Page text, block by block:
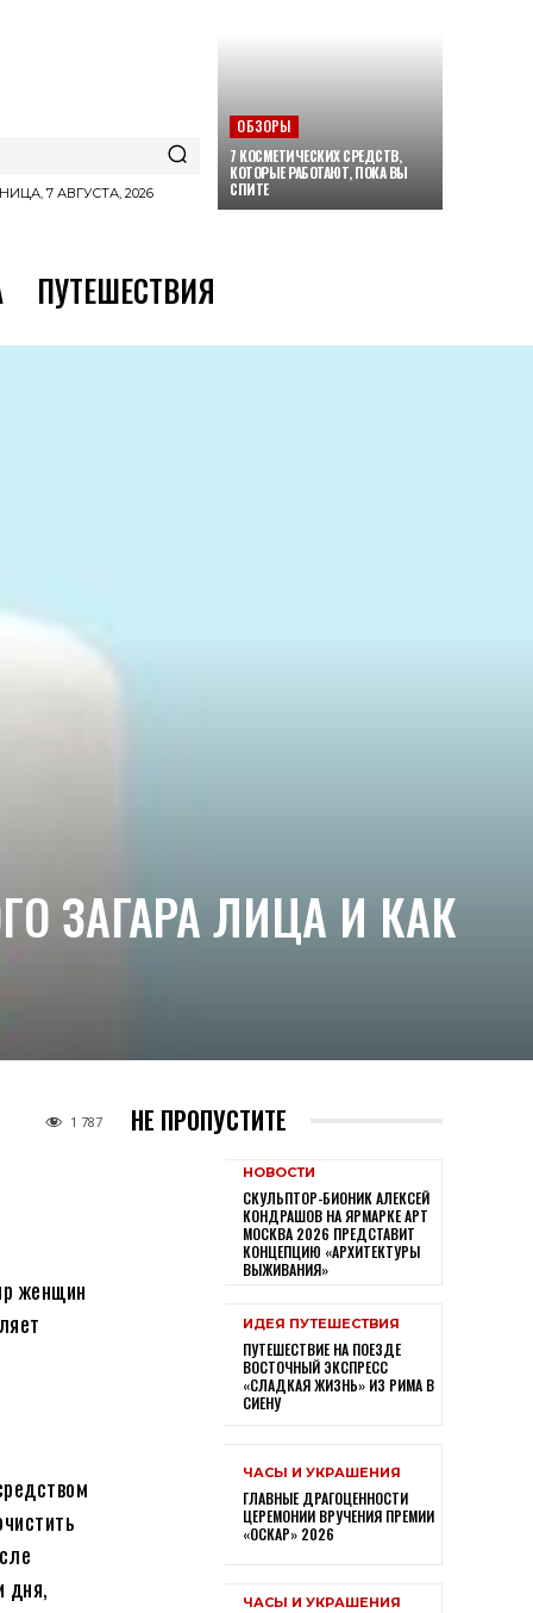
7 АВГУСТА, 2026
ОБЗОРЫ
7 КОСМЕТИЧЕСКИХ СРЕДСТВ,
КОТОРЫЕ РАБОТАЮТ, ПОКА ВЫ
СПИТЕ
ПУТЕШЕСТВИЯ
ЗАГАРА ЛИЦА И КАК
1 787
женщин
дня,
НЕ ПРОПУСТИТЕ
НОВОСТИ
СКУЛЬПТОР-БИОНИК АЛЕКСЕЙ
КОНДРАШОВ НА ЯРМАРКЕ АРТ
МОСКВА 2026 ПРЕДСТАВИТ
КОНЦЕПЦИЮ «АРХИТЕКТУРЫ
ВЫЖИВАНИЯ»
ИДЕЯ ПУТЕШЕСТВИЯ
ПУТЕШЕСТВИЕ НА ПОЕЗДЕ
ВОСТОЧНЫЙ ЭКСПРЕСС
«СЛАДКАЯ ЖИЗНЬ» ИЗ РИМА В
СИЕНУ
ЧАСЫ И УКРАШЕНИЯ
ГЛАВНЫЕ ДРАГОЦЕННОСТИ
ЦЕРЕМОНИИ ВРУЧЕНИЯ ПРЕМИИ
«ОСКАР» 2026
ЧАСЫ И УКРАШЕНИЯ